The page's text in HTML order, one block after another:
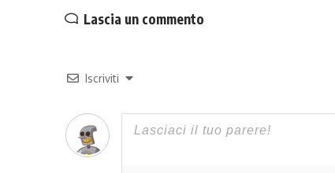
Lascia un commento
Iscriviti